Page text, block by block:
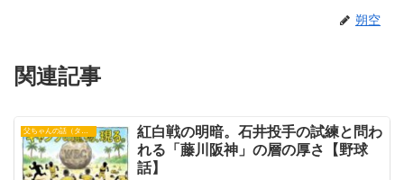
朔空
関連記事
父ちゃんの話（タイガース）
紅白戦の明暗。石井投手の試練と問わ
れる「藤川阪神」の層の厚さ【野球
話】